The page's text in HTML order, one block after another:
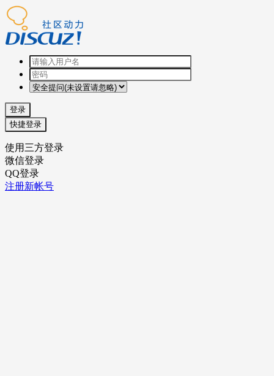
登录
快捷登录
使用三方登录
微信登录
QQ登录
注册新帐号